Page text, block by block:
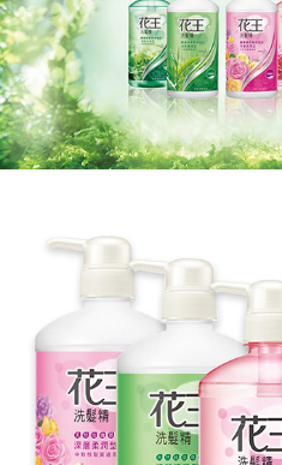
後付繳納相關費用。
※ 交易是否成功請以「AFTEE先享後付
是否繳費成功／繳費後需取消欲退款等
客戶支援中心」https://
【注意事項】
１．透過由恩沛科技股份有限公司提供
易，需依本服務之必要範圍內提供個人
３．未成年的使用者請事先徵得法定
「AFTEE先享後付」，若未經同意申
４．使用「AFTEE先享後付」時，將
時審查核予不同之上限額度；若仍有
請求用戶進行身份認證。
５．嚴禁一人註冊多個帳號或使用他
恩沛科技股份有限公司將有權停止該
每筆NT$100，滿NT$799(含以上)
付款後門市自取
每筆NT$50，滿NT$299(含以上)免